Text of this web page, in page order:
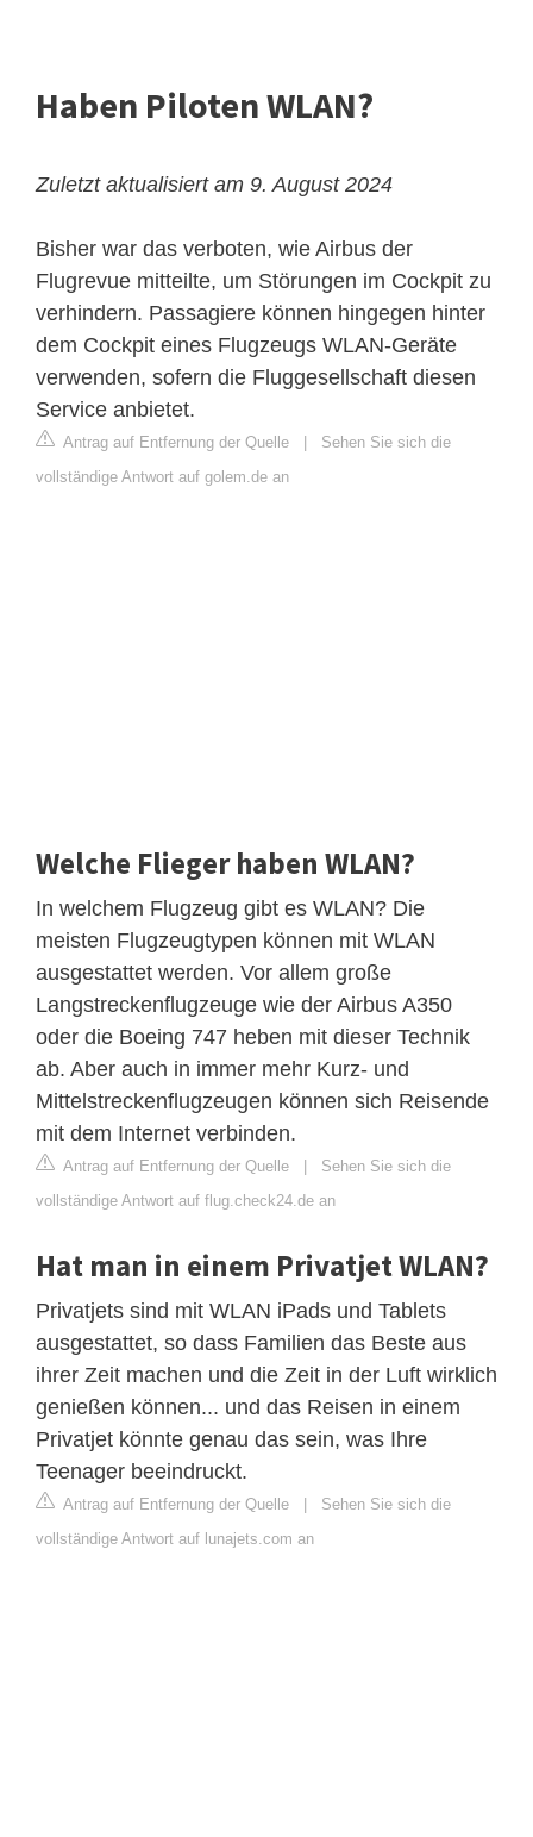
Haben Piloten WLAN?
Zuletzt aktualisiert am 9. August 2024
Bisher war das verboten, wie Airbus der
Flugrevue mitteilte, um Störungen im Cockpit zu
verhindern. Passagiere können hingegen hinter
dem Cockpit eines Flugzeugs WLAN-Geräte
verwenden, sofern die Fluggesellschaft diesen
Service anbietet.
Antrag auf Entfernung der Quelle
Sehen Sie sich die
vollständige Antwort auf golem.de an
Welche Flieger haben WLAN?
In welchem Flugzeug gibt es WLAN? Die
meisten Flugzeugtypen können mit WLAN
ausgestattet werden. Vor allem große
Langstreckenflugzeuge wie der Airbus A350
oder die Boeing 747 heben mit dieser Technik
ab. Aber auch in immer mehr Kurz- und
Mittelstreckenflugzeugen können sich Reisende
mit dem Internet verbinden.
Antrag auf Entfernung der Quelle
Sehen Sie sich die
vollständige Antwort auf flug.check24.de an
Hat man in einem Privatjet WLAN?
Privatjets sind mit WLAN iPads und Tablets
ausgestattet, so dass Familien das Beste aus
ihrer Zeit machen und die Zeit in der Luft wirklich
genießen können... und das Reisen in einem
Privatjet könnte genau das sein, was Ihre
Teenager beeindruckt.
Antrag auf Entfernung der Quelle
Sehen Sie sich die
vollständige Antwort auf lunajets.com an